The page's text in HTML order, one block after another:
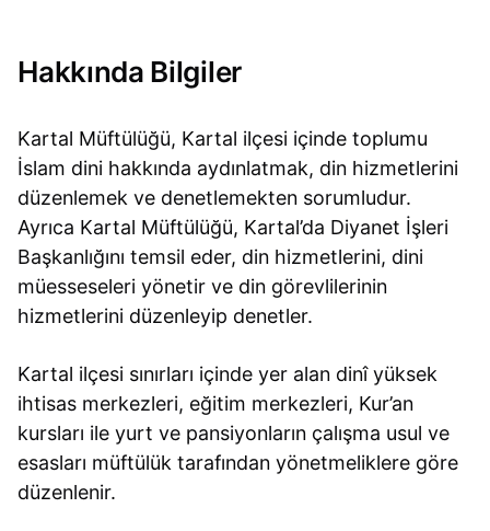
Hakkında Bilgiler
Kartal Müftülüğü, Kartal ilçesi içinde toplumu
İslam dini hakkında aydınlatmak, din hizmetlerini
düzenlemek ve denetlemekten sorumludur.
Ayrıca Kartal Müftülüğü, Kartal’da Diyanet İşleri
Başkanlığını temsil eder, din hizmetlerini, dini
müesseseleri yönetir ve din görevlilerinin
hizmetlerini düzenleyip denetler.
Kartal ilçesi sınırları içinde yer alan dinî yüksek
ihtisas merkezleri, eğitim merkezleri, Kur’an
kursları ile yurt ve pansiyonların çalışma usul ve
esasları müftülük tarafından yönetmeliklere göre
düzenlenir.